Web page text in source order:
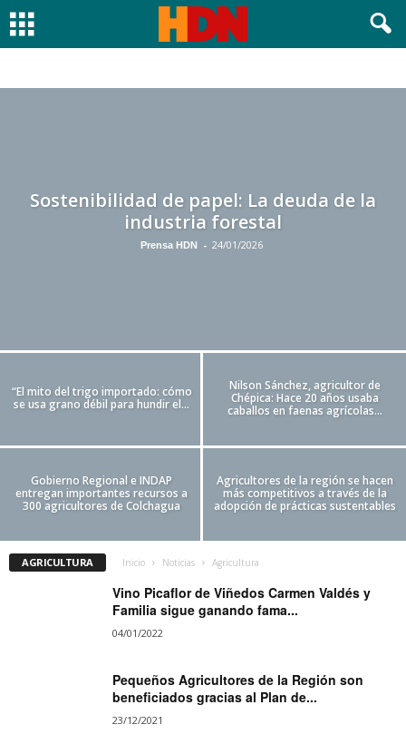
Sostenibilidad de papel: La deuda de la
industria forestal
Prensa HDN - 24/01/2026
“El mito del trigo importado: cómo
se usa grano débil para hundir el...
Nilson Sánchez, agricultor de
Chépica: Hace 20 años usaba
caballos en faenas agrícolas...
Gobierno Regional e INDAP
entregan importantes recursos a
300 agricultores de Colchagua
Agricultores de la región se hacen
más competitivos a través de la
adopción de prácticas sustentables
AGRICULTURA Inicio Noticias Agricultura
Vino Picaflor de Viñedos Carmen Valdés y
Familia sigue ganando fama...
04/01/2022
Pequeños Agricultores de la Región son
beneficiados gracias al Plan de...
23/12/2021